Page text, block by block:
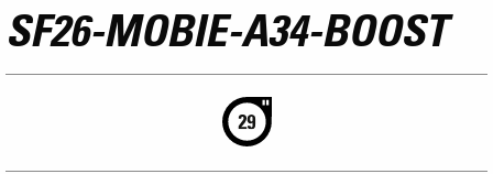
SF26-MOBIE-A34-BOOST